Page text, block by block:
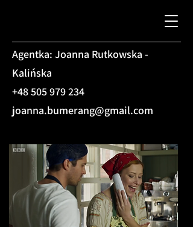
Agentka: Joanna Rutkowska -
Kalińska
+48 505 979 234
joanna.bumerang@gmail.com